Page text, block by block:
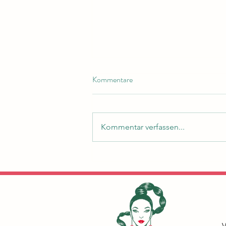
NEUERÖFFNUNG
Kommentare
Kommentar verfassen...